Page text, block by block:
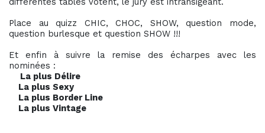
Place au quizz CHIC, CHOC, SHOW, question mode,
question burlesque et question SHOW !!!
Et enfin à suivre la remise des écharpes avec les
nominées :
La plus Délire
La plus Sexy
La plus Border Line
La plus Vintage